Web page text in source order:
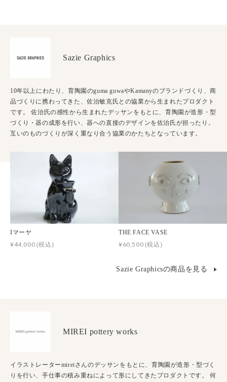
Sazie Graphics
10年以上にわたり、育陶園のguma guwaやKamanyのブランドづくり、商
品づくりに携わってきた、佐治敏克氏との協業から生まれたプロダクト
です。 佐治氏の感性から生まれたデッサンをもとに、育陶園が造形・型
づくり・器の成形を行い、器への直接のデザインを佐治氏が担ったり。
互いのものづくりが深く重なり合う協業のかたちとなっています。
Iマーヤ
¥44,000 (税込)
THE FACE VASE
¥60,500 (税込)
Sazie Graphicsの商品を見る
MIREI pottery works
イラストレーターmireiさんのデッサンをもとに、育陶園が造形・型づく
りを行い、手仕事の積み重ねによって形にしてきたプロダクトです。 何